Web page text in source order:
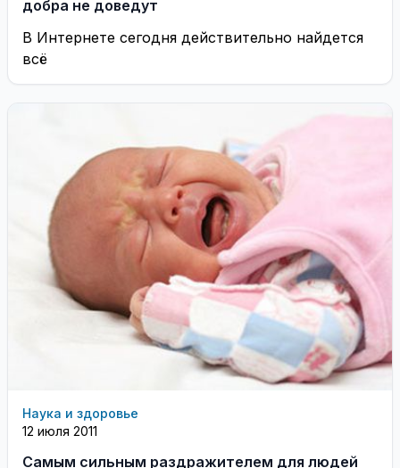
добра не доведут
В Интернете сегодня действительно найдется
всё
Наука и здоровье
12 июля 2011
Самым сильным раздражителем для людей